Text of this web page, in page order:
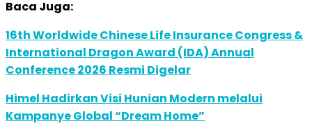
Baca Juga:
16th Worldwide Chinese Life Insurance Congress &
International Dragon Award (IDA) Annual
Conference 2026 Resmi Digelar
Himel Hadirkan Visi Hunian Modern melalui
Kampanye Global “Dream Home”